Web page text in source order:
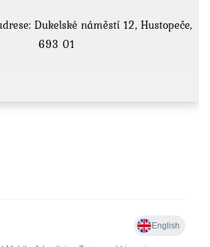
Dukelské náměstí 12, Hustopeče,
693 01